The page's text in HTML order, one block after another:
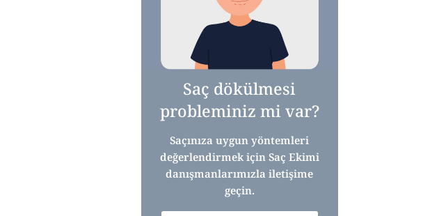
Saç dökülmesi
probleminiz mi var?
Saçınıza uygun yöntemleri
değerlendirmek için Saç Ekimi
danışmanlarımızla iletişime
geçin.